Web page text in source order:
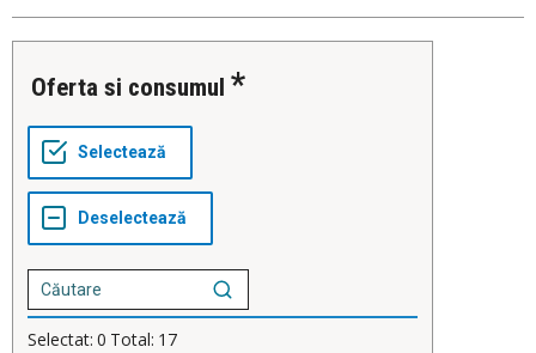
Oferta si consumul
Selectat: 0 Total: 17